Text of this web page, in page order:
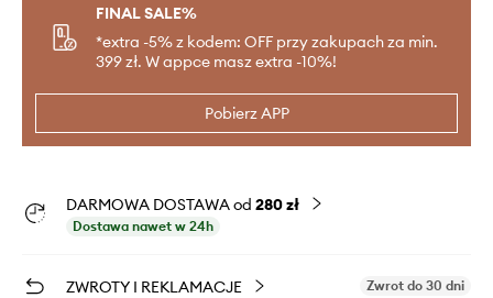
FINAL SALE%
*extra -5% z kodem: OFF przy zakupach za min.
399 zł. W appce masz extra -10%!
Pobierz APP
DARMOWA DOSTAWA od 280 zł
Dostawa nawet w 24h
ZWROTY I REKLAMACJE Zwrot do 30 dni